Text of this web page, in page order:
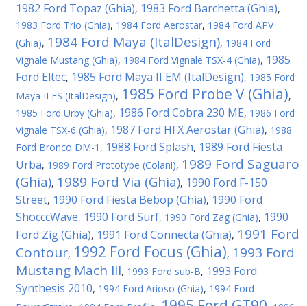
1982 Ford Topaz (Ghia), 1983 Ford Barchetta (Ghia),
1983 Ford Trio (Ghia), 1984 Ford Aerostar, 1984 Ford APV
(Ghia), 1984 Ford Maya (ItalDesign), 1984 Ford
Vignale Mustang (Ghia), 1984 Ford Vignale TSX-4 (Ghia), 1985
Ford Eltec, 1985 Ford Maya II EM (ItalDesign), 1985 Ford
Maya II ES (ItalDesign), 1985 Ford Probe V (Ghia),
1985 Ford Urby (Ghia), 1986 Ford Cobra 230 ME, 1986 Ford
Vignale TSX-6 (Ghia), 1987 Ford HFX Aerostar (Ghia), 1988
Ford Bronco DM-1 , 1988 Ford Splash, 1989 Ford Fiesta
Urba, 1989 Ford Prototype (Colani), 1989 Ford Saguaro
(Ghia), 1989 Ford Via (Ghia), 1990 Ford F-150
Street, 1990 Ford Fiesta Bebop (Ghia), 1990 Ford
ShocccWave, 1990 Ford Surf, 1990 Ford Zag (Ghia), 1990
Ford Zig (Ghia), 1991 Ford Connecta (Ghia), 1991 Ford
Contour, 1992 Ford Focus (Ghia), 1993 Ford
Mustang Mach III, 1993 Ford sub-B, 1993 Ford
Synthesis 2010, 1994 Ford Arioso (Ghia), 1994 Ford